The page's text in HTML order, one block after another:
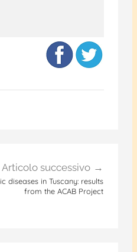
Articolo successivo
diseases in Tuscany: results
from the ACAB Project